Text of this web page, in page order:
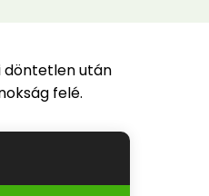
döntetlen után
felé.